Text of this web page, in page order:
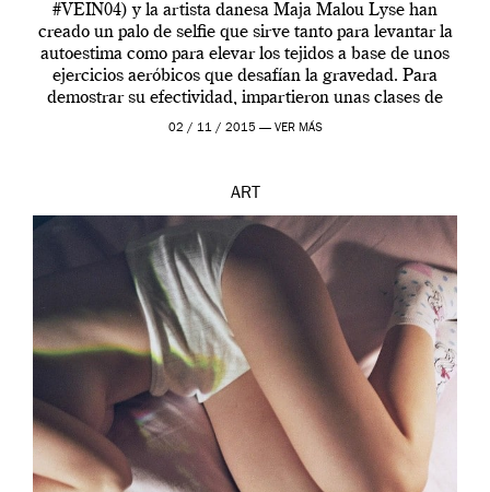
#VEIN04) y la artista danesa Maja Malou Lyse han
creado un palo de selfie que sirve tanto para levantar la
autoestima como para elevar los tejidos a base de unos
ejercicios aeróbicos que desafían la gravedad. Para
demostrar su efectividad, impartieron unas clases de
prueba en el Tate […]
02 / 11 / 2015 — VER MÁS
ART